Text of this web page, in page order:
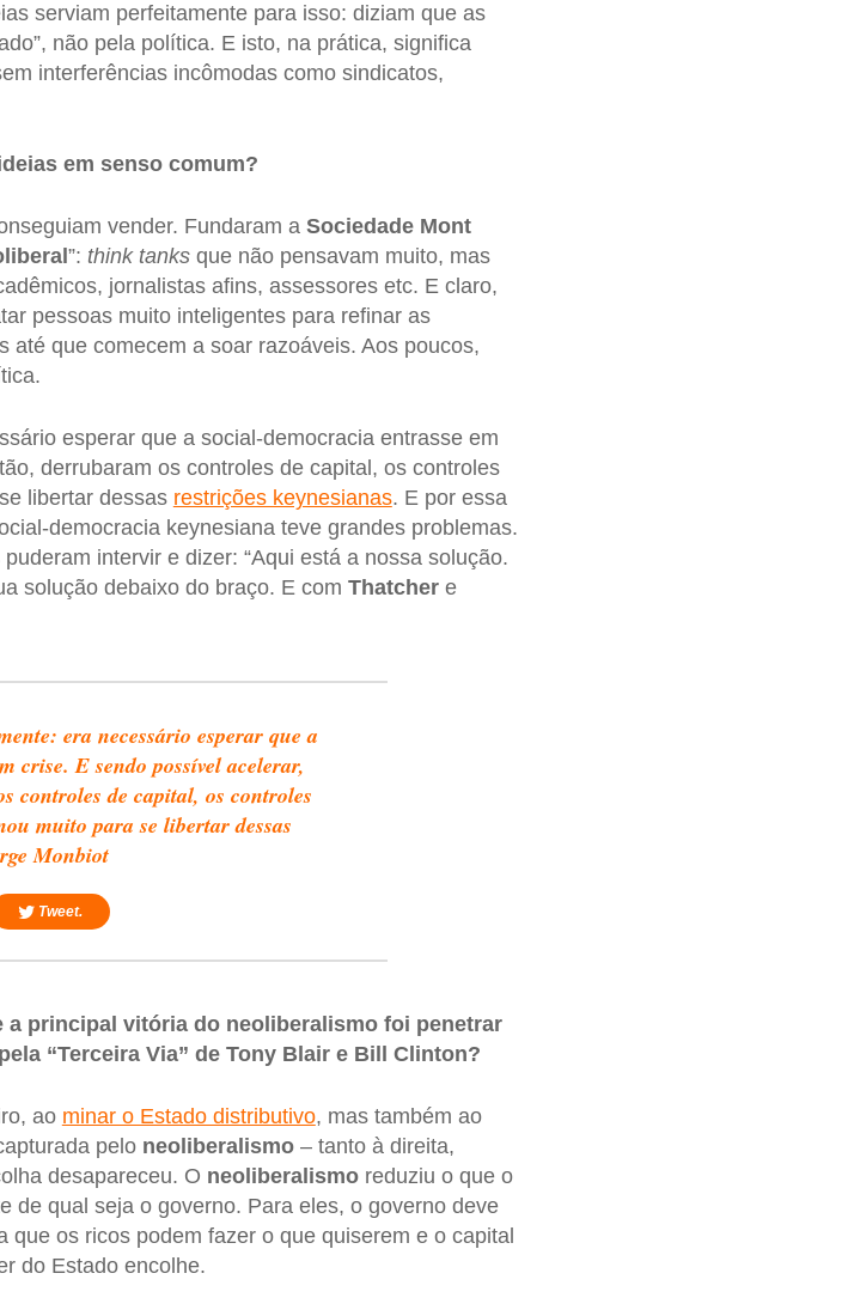
serviam perfeitamente para isso: diziam que as
não pela política. E isto, na prática, significa
interferências incômodas como sindicatos,
em senso comum?
vender. Fundaram a Sociedade Mont
”: think tanksque não pensavam muito, mas
jornalistas afins, assessores etc. E claro,
pessoas muito inteligentes para refinar as
até que comecem a soar razoáveis. Aos poucos,
esperar que a social-democracia entrasse em
derrubaram os controles de capital, os controles
libertar dessas restrições keynesianas. E por essa
democracia keynesiana teve grandes problemas.
intervir e dizer: “Aqui está a nossa solução.
solução debaixo do braço. E com Thatchere
era necessário esperar que a
crise. E sendo possível acelerar,
controles de capital, os controles
muito para se libertar dessas
Monbiot
Tweet.
a principal vitória do neoliberalismo foi penetrar
“Terceira Via” de Tony Blair e Bill Clinton?
ao minar o Estado distributivo, mas também ao
pelo neoliberalismo– tanto à direita,
desapareceu. O neoliberalismoreduziu o que o
de qual seja o governo. Para eles, o governo deve
os ricos podem fazer o que quiserem e o capital
do Estado encolhe.